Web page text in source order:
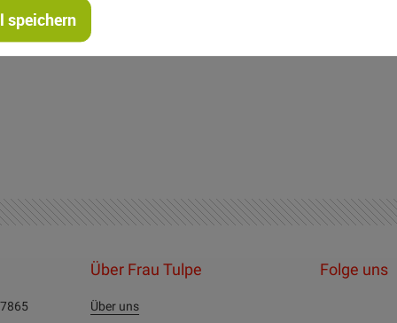
speichern
Über Frau Tulpe
Über uns
Folge uns